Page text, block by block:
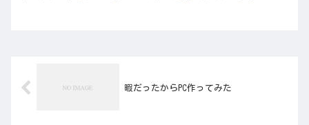
暇だったからPC作ってみた